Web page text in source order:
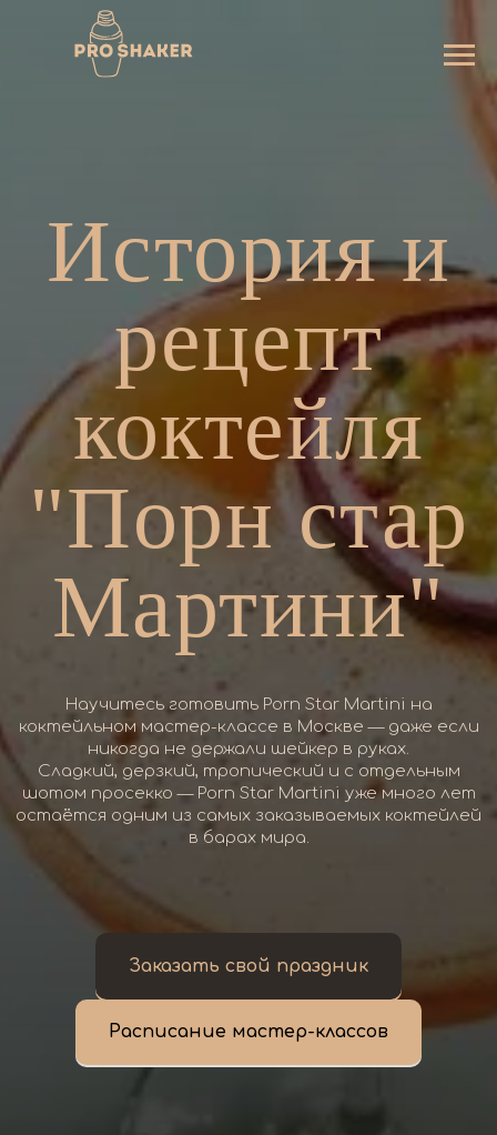
История и
рецепт
коктейля
"Порн стар
Мартини"
Научитесь готовить Porn Star Martini на
коктейльном мастер-классе в Москве — даже если
никогда не держали шейкер в руках.
Сладкий, дерзкий, тропический и с отдельным
шотом просекко — Porn Star Martini уже много лет
остаётся одним из самых заказываемых коктейлей
в барах мира.
Заказать свой праздник
Расписание мастер-классов